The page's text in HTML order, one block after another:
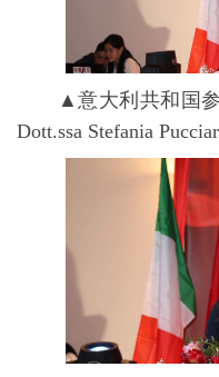
▲意⼤利共和国参
Dott.ssa Stefania